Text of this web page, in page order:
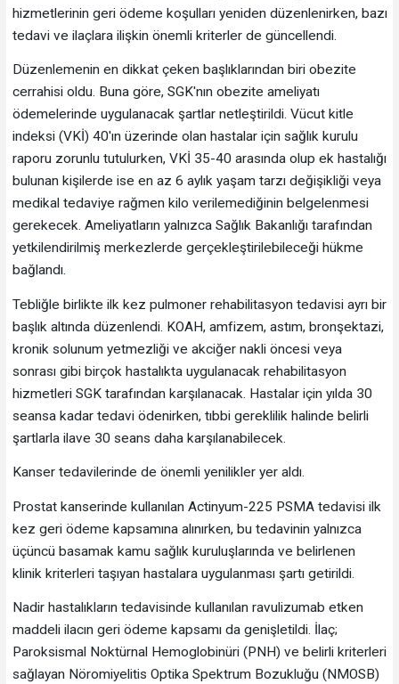
hizmetlerinin geri ödeme koşulları yeniden düzenlenirken, bazı
tedavi ve ilaçlara ilişkin önemli kriterler de güncellendi.
Düzenlemenin en dikkat çeken başlıklarından biri obezite
cerrahisi oldu. Buna göre, SGK'nın obezite ameliyatı
ödemelerinde uygulanacak şartlar netleştirildi. Vücut kitle
indeksi (VKİ) 40'ın üzerinde olan hastalar için sağlık kurulu
raporu zorunlu tutulurken, VKİ 35-40 arasında olup ek hastalığı
bulunan kişilerde ise en az 6 aylık yaşam tarzı değişikliği veya
medikal tedaviye rağmen kilo verilemediğinin belgelenmesi
gerekecek. Ameliyatların yalnızca Sağlık Bakanlığı tarafından
yetkilendirilmiş merkezlerde gerçekleştirilebileceği hükme
bağlandı.
Tebliğle birlikte ilk kez pulmoner rehabilitasyon tedavisi ayrı bir
başlık altında düzenlendi. KOAH, amfizem, astım, bronşektazi,
kronik solunum yetmezliği ve akciğer nakli öncesi veya
sonrası gibi birçok hastalıkta uygulanacak rehabilitasyon
hizmetleri SGK tarafından karşılanacak. Hastalar için yılda 30
seansa kadar tedavi ödenirken, tıbbi gereklilik halinde belirli
şartlarla ilave 30 seans daha karşılanabilecek.
Kanser tedavilerinde de önemli yenilikler yer aldı.
Prostat kanserinde kullanılan Actinyum-225 PSMA tedavisi ilk
kez geri ödeme kapsamına alınırken, bu tedavinin yalnızca
üçüncü basamak kamu sağlık kuruluşlarında ve belirlenen
klinik kriterleri taşıyan hastalara uygulanması şartı getirildi.
Nadir hastalıkların tedavisinde kullanılan ravulizumab etken
maddeli ilacın geri ödeme kapsamı da genişletildi. İlaç;
Paroksismal Noktürnal Hemoglobinüri (PNH) ve belirli kriterleri
sağlayan Nöromiyelitis Optika Spektrum Bozukluğu (NMOSB)